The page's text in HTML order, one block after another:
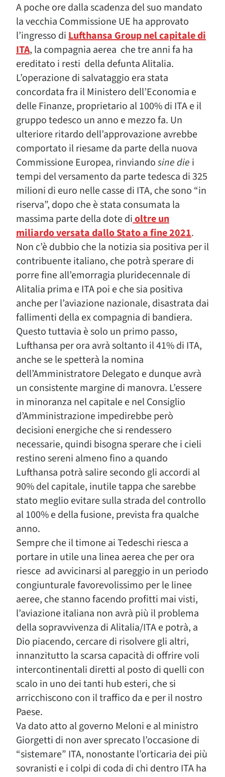
A poche ore dalla scadenza del suo mandato
la vecchia Commissione UE ha approvato
l’ingresso diLufthansa Group nel capitale di
ITA, la compagnia aerea che tre anni fa ha
ereditato i resti della defunta Alitalia.
L’operazione di salvataggio era stata
concordata fra il Ministero dell’Economia e
delle Finanze, proprietario al 100% di ITA e il
gruppo tedesco un anno e mezzo fa. Un
ulteriore ritardo dell’approvazione avrebbe
comportato il riesame da parte della nuova
Commissione Europea, rinviandosine die i
tempi del versamento da parte tedesca di 325
milioni di euro nelle casse di ITA, che sono “in
riserva”, dopo che è stata consumata la
massima parte della dote dioltre un
miliardo versata dallo Stato a fine 2021.
Non c’è dubbio che la notizia sia positiva per il
contribuente italiano, che potrà sperare di
porre fine all’emorragia pluridecennale di
Alitalia prima e ITA poi e che sia positiva
anche per l’aviazione nazionale, disastrata dai
fallimenti della ex compagnia di bandiera.
Questo tuttavia è solo un primo passo,
Lufthansa per ora avrà soltanto il 41% di ITA,
anche se le spetterà la nomina
dell’Amministratore Delegato e dunque avrà
un consistente margine di manovra. L’essere
in minoranza nel capitale e nel Consiglio
d’Amministrazione impedirebbe però
decisioni energiche che si rendessero
necessarie, quindi bisogna sperare che i cieli
restino sereni almeno fino a quando
Lufthansa potrà salire secondo gli accordi al
90% del capitale, inutile tappa che sarebbe
stato meglio evitare sulla strada del controllo
al 100% e della fusione, prevista fra qualche
anno.
Sempre che il timone ai Tedeschi riesca a
portare in utile una linea aerea che per ora
riesce ad avvicinarsi al pareggio in un periodo
congiunturale favorevolissimo per le linee
aeree, che stanno facendo profitti mai visti,
l’aviazione italiana non avrà più il problema
della sopravvivenza di Alitalia/ITA e potrà, a
Dio piacendo, cercare di risolvere gli altri,
innanzitutto la scarsa capacità di offrire voli
intercontinentali diretti al posto di quelli con
scalo in uno dei tanti hub esteri, che si
arricchiscono con il traffico da e per il nostro
Paese.
Va dato atto al governo Meloni e al ministro
Giorgetti di non aver sprecato l’occasione di
“sistemare” ITA, nonostante l’orticaria dei più
sovranisti e i colpi di coda di chi dentro ITA ha